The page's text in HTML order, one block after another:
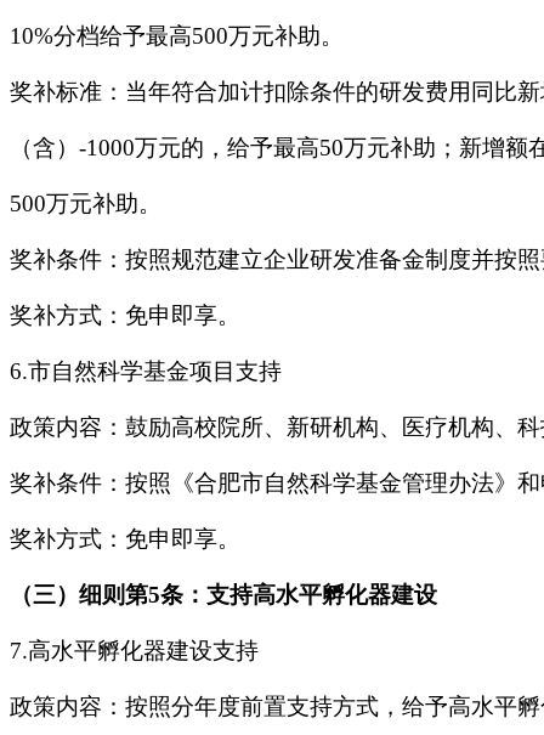
10%分档给予最高500万元补助。
奖补标准：当年符合加计扣除条件的研发费用同比
（含）-1000万元的，给予最高50万元补助；新增
500万元补助。
奖补条件：按照规范建立企业研发准备金制度并按
奖补方式：免申即享。
6.市自然科学基金项目支持
政策内容：鼓励高校院所、新研机构、医疗机构、
奖补条件：按照《合肥市自然科学基金管理办法》
奖补方式：免申即享。
（三）细则第5条：支持高水平孵化器建设
7.高水平孵化器建设支持
政策内容：按照分年度前置支持方式，给予高水平